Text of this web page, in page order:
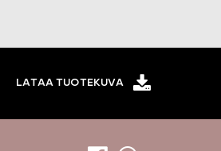
LATAA TUOTEKUVA